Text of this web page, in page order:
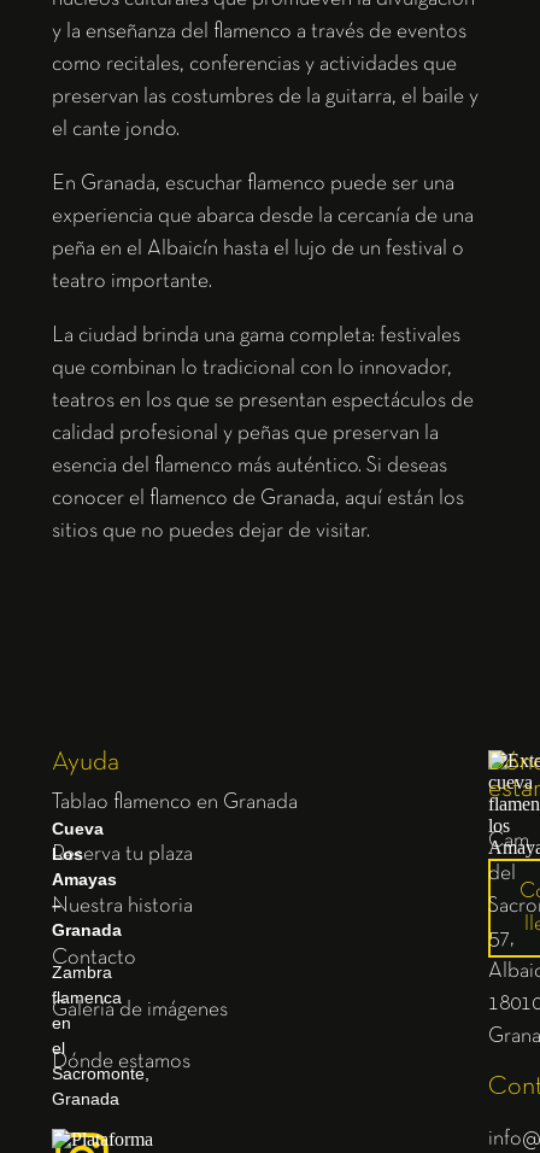
y la enseñanza del flamenco a través de eventos
como recitales, conferencias y actividades que
preservan las costumbres de la guitarra, el baile y
el cante jondo.
En Granada, escuchar flamenco puede ser una
experiencia que abarca desde la cercanía de una
peña en el Albaicín hasta el lujo de un festival o
teatro importante.
La ciudad brinda una gama completa: festivales
que combinan lo tradicional con lo innovador,
teatros en los que se presentan espectáculos de
calidad profesional y peñas que preservan la
esencia del flamenco más auténtico. Si deseas
conocer el flamenco de Granada, aquí están los
sitios que no puedes dejar de visitar.
Cueva
Los
Amayas
–
Granada
Zambra
flamenca
en
el
Sacromonte,
Granada
Ayuda
Tablao flamenco en Granada
Reserva tu plaza
Nuestra historia
Contacto
Galería de imágenes
Dónde estamos
Cam.
del
57,